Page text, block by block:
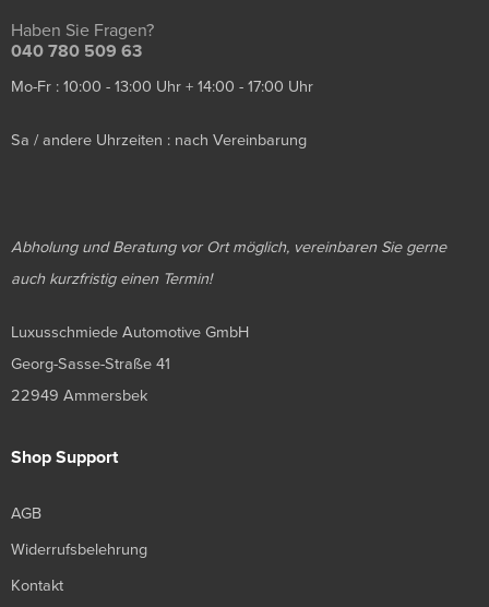
Haben Sie Fragen?
040 780 509 63
Mo-Fr : 10:00 - 13:00 Uhr + 14:00 - 17:00 Uhr
Sa / andere Uhrzeiten : nach Vereinbarung
Abholung und Beratung vor Ort möglich, vereinbaren Sie gerne
auch kurzfristig einen Termin!
Luxusschmiede Automotive GmbH
Georg-Sasse-Straße 41
22949 Ammersbek
Shop Support
AGB
Widerrufsbelehrung
Kontakt